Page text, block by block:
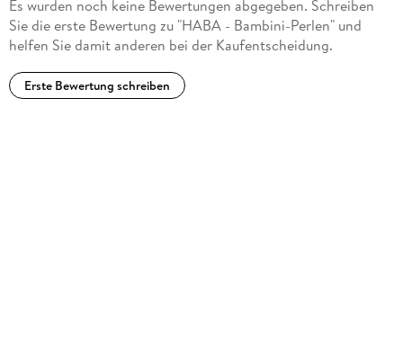
Es wurden noch keine Bewertungen abgegeben. Schreiben
Sie die erste Bewertung zu "HABA - Bambini-Perlen" und
helfen Sie damit anderen bei der Kaufentscheidung.
Erste Bewertung schreiben